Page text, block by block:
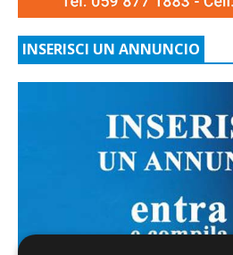
INSERISCI UN ANNUNCIO